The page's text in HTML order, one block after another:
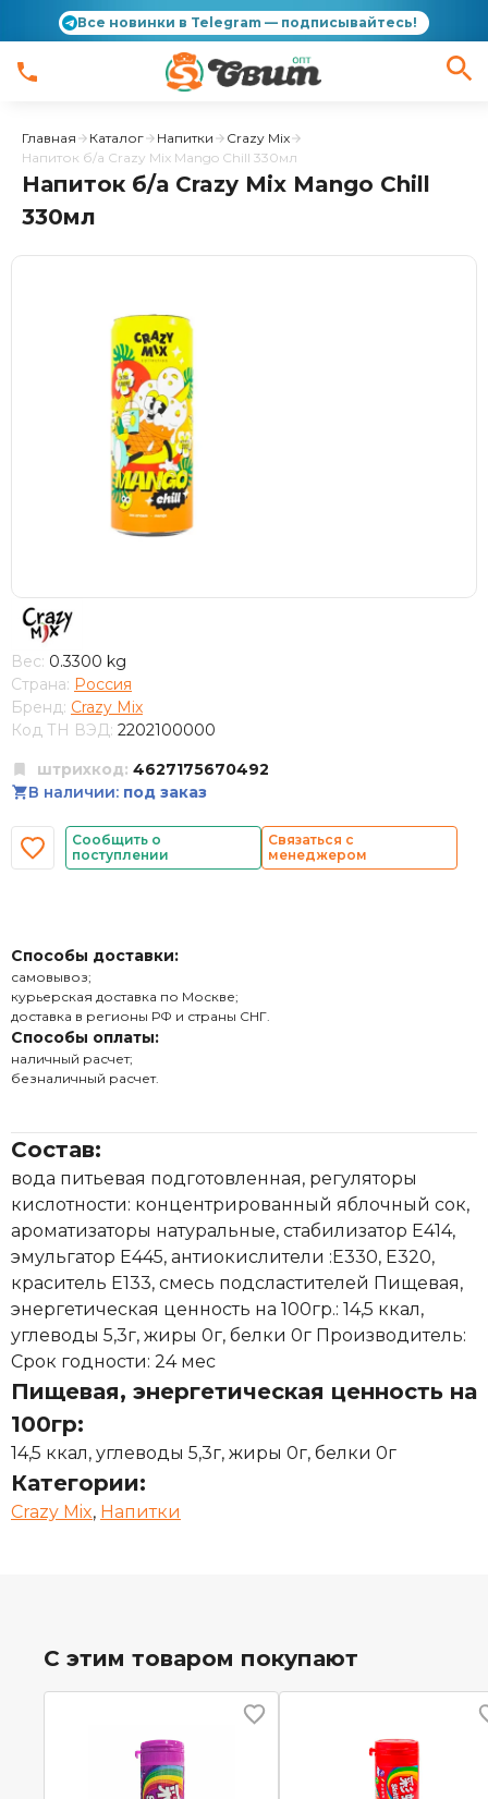
Все новинки в Telegram — подписывайтесь!
Главная Каталог Напитки
Crazy Mix
Напиток б/а Crazy Mix Mango Chill 330мл
Напиток б/а Crazy Mix Mango Chill
330мл
Вес: 0.3300 kg
Страна: Россия
Бренд: Crazy Mix
Код ТН ВЭД: 2202100000
штрихкод: 4627175670492
В наличии: под заказ
Сообщить о
поступлении
Связаться с
менеджером
Способы доставки:
самовывоз;
курьерская доставка по Москве;
доставка в регионы РФ и страны СНГ.
Способы оплаты:
наличный расчет;
безналичный расчет.
Состав:
вода питьевая подготовленная, регуляторы
кислотности: концентрированный яблочный сок,
ароматизаторы натуральные, стабилизатор Е414,
эмульгатор Е445, антиокислители :Е330, Е320,
краситель Е133, смесь подсластителей Пищевая,
энергетическая ценность на 100гр.: 14,5 ккал,
углеводы 5,3г, жиры 0г, белки 0г Производитель:
Срок годности: 24 мес
Пищевая, энергетическая ценность на
100гр:
14,5 ккал, углеводы 5,3г, жиры 0г, белки 0г
Категории:
Crazy Mix, Напитки
С этим товаром покупают